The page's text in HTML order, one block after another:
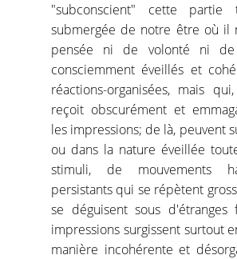
"subconscient" cette
submergée de notre être où il
pensée ni de volonté ni de
consciemment éveillés et
réactions-organisées, mais
reçoit obscurément et
les impressions; de là, peuvent
ou dans la nature éveillée
stimuli, de mouvements
persistants qui se répètent
se déguisent sous d'étranges
impressions surgissent surtout
manière incohérente et